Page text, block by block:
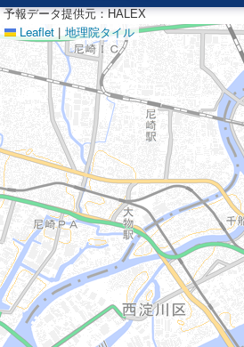
Leaflet | 地理院タイル
予報データ提供元：HALEX